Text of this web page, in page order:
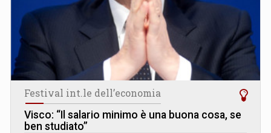
Festival int.le dell’economia
Visco: “Il salario minimo è una buona cosa, se
ben studiato”